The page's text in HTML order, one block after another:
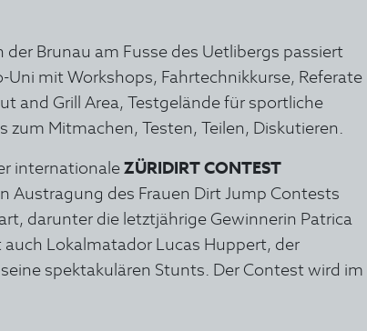
der Brunau am Fusse des Uetlibergs passiert
Uni mit Workshops, Fahrtechnikkurse, Referate
and Grill Area, Testgelände für sportliche
zum Mitmachen, Testen, Teilen, Diskutieren.
internationaleZÜRIDIRT CONTEST
Austragung des Frauen Dirt Jump Contests
darunter die letztjährige Gewinnerin Patrica
Lokalmatador Lucas Huppert, der
spektakulären Stunts. Der Contest wird im